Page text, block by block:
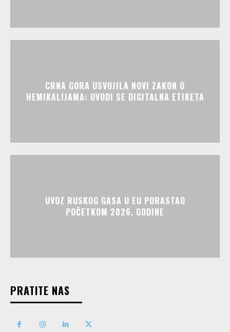
CRNA GORA USVOJILA NOVI ZAKON O
HEMIKALIJAMA: UVODI SE DIGITALNA ETIKETA
UVOZ RUSKOG GASA U EU PORASTAO
POČETKOM 2026. GODINE
PRATITE NAS